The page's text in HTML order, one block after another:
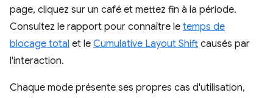
page, cliquez sur un café et mettez fin à la période.
Consultez le rapport pour connaître le temps de
blocage total et le Cumulative Layout Shift causés par
l'interaction.
Chaque mode présente ses propres cas d'utilisation,